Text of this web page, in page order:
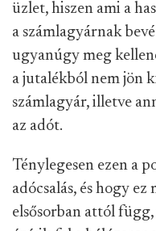
üzlet, hiszen ami a
a számlagyárnak
ugyanúgy meg
a jutalékból nem jön
számlagyár, illetve
az adót.
Ténylegesen ezen a
adócsalás, és hogy
elsősorban attól